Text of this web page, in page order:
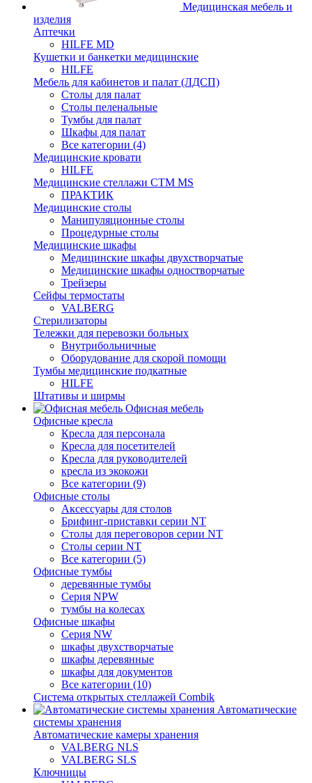
Медицинская мебель и
изделия
Аптечки
HILFE MD
Кушетки и банкетки медицинские
HILFE
Мебель для кабинетов и палат (ЛДСП)
Столы для палат
Столы пеленальные
Тумбы для палат
Шкафы для палат
Все категории (4)
Медицинские кровати
HILFE
Медицинские стеллажи CTM MS
ПРАКТИК
Медицинские столы
Манипуляционные столы
Процедурные столы
Медицинские шкафы
Медицинские шкафы двухстворчатые
Медицинские шкафы одностворчатые
Трейзеры
Сейфы термостаты
VALBERG
Стерилизаторы
Тележки для перевозки больных
Внутрибольничные
Оборудование для скорой помощи
Тумбы медицинские подкатные
HILFE
Штативы и ширмы
Офисная мебель
Офисные кресла
Кресла для персонала
Кресла для посетителей
Кресла для руководителей
кресла из экокожи
Все категории (9)
Офисные столы
Аксессуары для столов
Брифинг-приставки серии NT
Столы для переговоров серии NT
Столы серии NT
Все категории (5)
Офисные тумбы
деревянные тумбы
Серия NPW
тумбы на колесах
Офисные шкафы
Серия NW
шкафы двухстворчатые
шкафы деревянные
шкафы для документов
Все категории (10)
Система открытых стеллажей Combik
Автоматические
системы хранения
Автоматические камеры хранения
VALBERG NLS
VALBERG SLS
Ключницы